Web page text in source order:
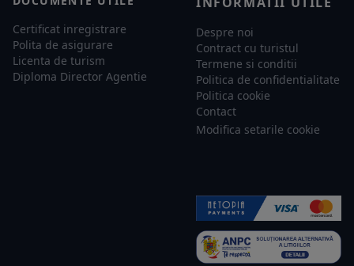
Certificat inregistrare
Polita de asigurare
Licenta de turism
Diploma Director Agentie
Despre noi
Contract cu turistul
Termene si conditii
Politica de confidentialitate
Politica cookie
Contact
Modifica setarile cookie